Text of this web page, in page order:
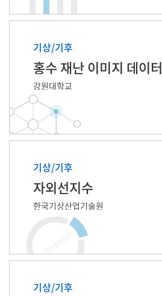
기상/기후
홍수 재난 이미지 데이터
강원대학교
기상/기후
자외선지수
한국기상산업기술원
기상/기후